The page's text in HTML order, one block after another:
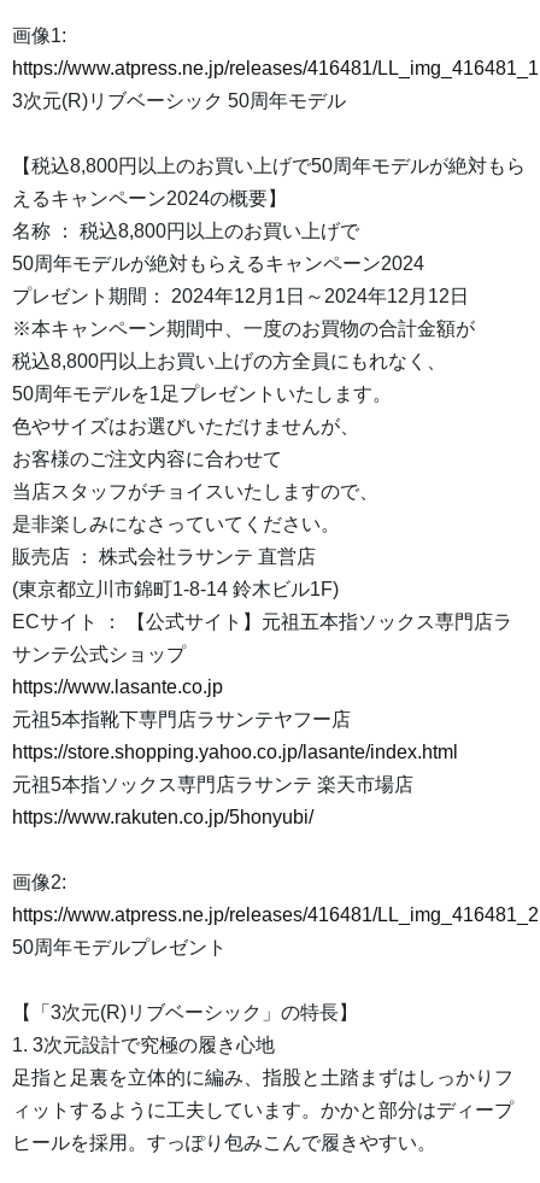
画像1:
https://www.atpress.ne.jp/releases/416481/
3次元(R)リブベーシック 50周年モデル
【税込8,800円以上のお買い上げで50周年モデルが絶対もら
えるキャンペーン2024の概要】
名称 ： 税込8,800円以上のお買い上げで
50周年モデルが絶対もらえるキャンペーン2024
プレゼント期間： 2024年12月1日～2024年12月12日
※本キャンペーン期間中、一度のお買物の合計金額が
税込8,800円以上お買い上げの方全員にもれなく、
50周年モデルを1足プレゼントいたします。
色やサイズはお選びいただけませんが、
お客様のご注文内容に合わせて
当店スタッフがチョイスいたしますので、
是非楽しみになさっていてください。
販売店 ： 株式会社ラサンテ 直営店
(東京都立川市錦町1-8-14 鈴木ビル1F)
ECサイト ： 【公式サイト】元祖五本指ソックス専門店ラ
サンテ公式ショップ
https://www.lasante.co.jp
元祖5本指靴下専門店ラサンテヤフー店
https://store.shopping.yahoo.co.jp/lasante/index.html
元祖5本指ソックス専門店ラサンテ 楽天市場店
https://www.rakuten.co.jp/5honyubi/
画像2:
https://www.atpress.ne.jp/releases/416481/
50周年モデルプレゼント
【「3次元(R)リブベーシック」の特長】
1. 3次元設計で究極の履き心地
足指と足裏を立体的に編み、指股と土踏まずはしっかりフ
ィットするように工夫しています。かかと部分はディープ
ヒールを採用。すっぽり包みこんで履きやすい。